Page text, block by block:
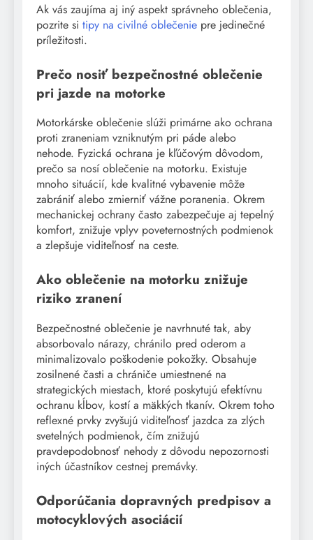
Ak vás zaujíma aj iný aspekt správneho oblečenia,
pozrite si tipy na civilné oblečenie pre jedinečné
príležitosti.
Prečo nosiť bezpečnostné oblečenie
pri jazde na motorke
Motorkárske oblečenie slúži primárne ako ochrana
proti zraneniam vzniknutým pri páde alebo
nehode. Fyzická ochrana je kľúčovým dôvodom,
prečo sa nosí oblečenie na motorku. Existuje
mnoho situácií, kde kvalitné vybavenie môže
zabrániť alebo zmierniť vážne poranenia. Okrem
mechanickej ochrany často zabezpečuje aj tepelný
komfort, znižuje vplyv poveternostných podmienok
a zlepšuje viditeľnosť na ceste.
Ako oblečenie na motorku znižuje
riziko zranení
Bezpečnostné oblečenie je navrhnuté tak, aby
absorbovalo nárazy, chránilo pred oderom a
minimalizovalo poškodenie pokožky. Obsahuje
zosilnené časti a chrániče umiestnené na
strategických miestach, ktoré poskytujú efektívnu
ochranu kĺbov, kostí a mäkkých tkanív. Okrem toho
reflexné prvky zvyšujú viditeľnosť jazdca za zlých
svetelných podmienok, čím znižujú
pravdepodobnosť nehody z dôvodu nepozornosti
iných účastníkov cestnej premávky.
Odporúčania dopravných predpisov a
motocyklových asociácií